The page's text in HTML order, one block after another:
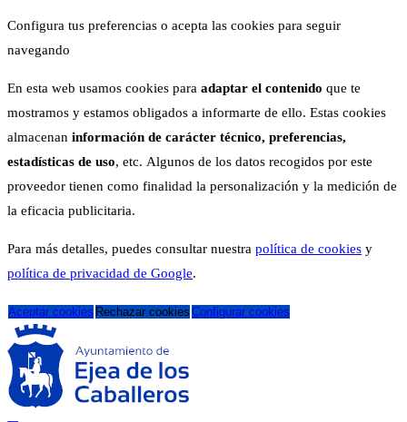
Configura tus preferencias o acepta las cookies para seguir
navegando
En esta web usamos cookies para adaptar el contenido que te
mostramos y estamos obligados a informarte de ello. Estas cookies
almacenan información de carácter técnico, preferencias,
estadísticas de uso, etc. Algunos de los datos recogidos por este
proveedor tienen como finalidad la personalización y la medición de
la eficacia publicitaria.
Para más detalles, puedes consultar nuestra política de cookies y
política de privacidad de Google.
Aceptar cookies Rechazar cookies Configurar cookies